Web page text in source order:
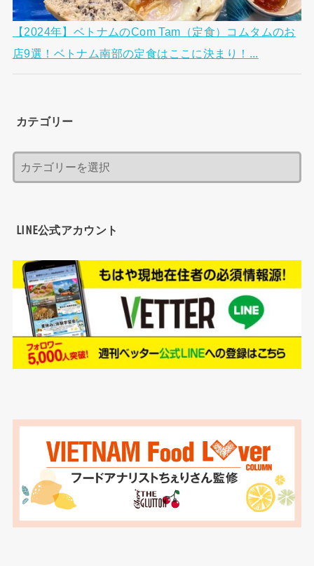
【2024年】ベトナムのCom Tam（定食）コムタムのお
店9選！ベトナム南部の定食はここに決まり！...
カテゴリー
LINE公式アカウント